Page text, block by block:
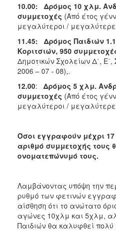
10.00:
Δρόμος 10 χλμ.
συμμετοχές (Από έτος
μεγαλύτεροι /
11.45:
Δρόμος Παιδιών
Κοριτσιών, 950
Δημοτικών Σχολείων Δ΄,
2006 – 07 - 08),.
12.00: Δρόμος 5 χλμ.
συμμετοχές (Από έτος
μεγαλύτεροι /
Όσοι εγγραφούν μέχρι
αριθμό συμμετοχής τους
ονοματεπώνυμό τους.
Λαμβάνοντας υπόψη την
ρυθμό των φετινών
αίσθηση ότι το ανώτατο
αγώνες 10χλμ και 5χλμ,
Παιδιών θα καλυφθεί